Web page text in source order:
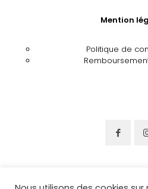
Mention
Politique de